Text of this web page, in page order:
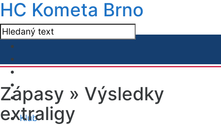
HC Kometa Brno
Klub
Zápasy » Výsledky
extraligy